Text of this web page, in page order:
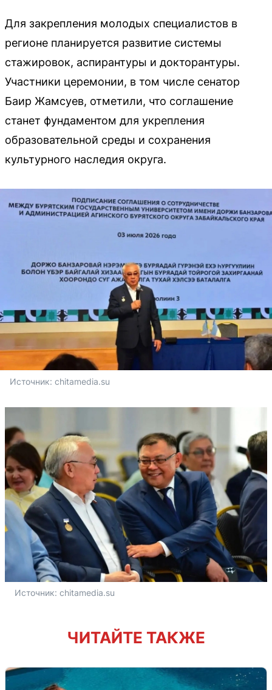
Для закрепления молодых специалистов в
регионе планируется развитие системы
стажировок, аспирантуры и докторантуры.
Участники церемонии, в том числе сенатор
Баир Жамсуев, отметили, что соглашение
станет фундаментом для укрепления
образовательной среды и сохранения
культурного наследия округа.
Источник: chitamedia.su
Источник: chitamedia.su
ЧИТАЙТЕ ТАКЖЕ